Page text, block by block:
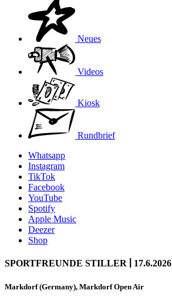
Neues
Videos
Kiosk
Rundbrief
Whatsapp
Instagram
TikTok
Facebook
YouTube
Spotify
Apple Music
Deezer
Shop
SPORTFREUNDE STILLER 17.6.2026
Markdorf (Germany), Markdorf Open Air